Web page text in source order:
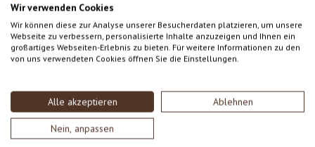
Wir verwenden Cookies
Wir können diese zur Analyse unserer Besucherdaten platzieren, um unsere
Webseite zu verbessern, personalisierte Inhalte anzuzeigen und Ihnen ein
großartiges Webseiten-Erlebnis zu bieten. Für weitere Informationen zu den
von uns verwendeten Cookies öffnen Sie die Einstellungen.
Alle akzeptieren Ablehnen
Nein, anpassen
Teile deine Erfahrungen mit dem Produkt mit anderen Kunden.
SCHREIBE EINE BEWERTUNG
Bewertungen nur in der aktuellen Sprache anzeigen.